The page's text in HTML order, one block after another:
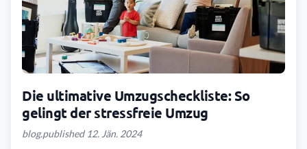
Die ultimative Umzugscheckliste: So
gelingt der stressfreie Umzug
blog.published 12. Jän. 2024